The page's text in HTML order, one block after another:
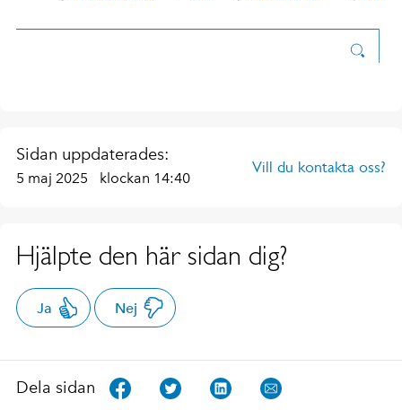
Sidan uppdaterades:
5 maj 2025 klockan 14:40
Vill du kontakta oss?
Hjälpte den här sidan dig?
Ja Nej
Dela sidan